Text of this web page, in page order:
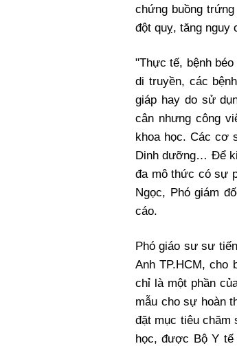
chứng buồng
đột quỵ, tăng
"Thực tế, bệnh
di truyền, các
giáp hay do sử
cân nhưng công
khoa học. Các cơ
Dinh dưỡng… Để
đa mô thức có sự
Ngọc, Phó giám
cáo.
Phó giáo sư sư
Anh TP.HCM, cho
chỉ là một phần
mẫu cho sự hoàn
đặt mục tiêu chăm
học, được Bộ Y